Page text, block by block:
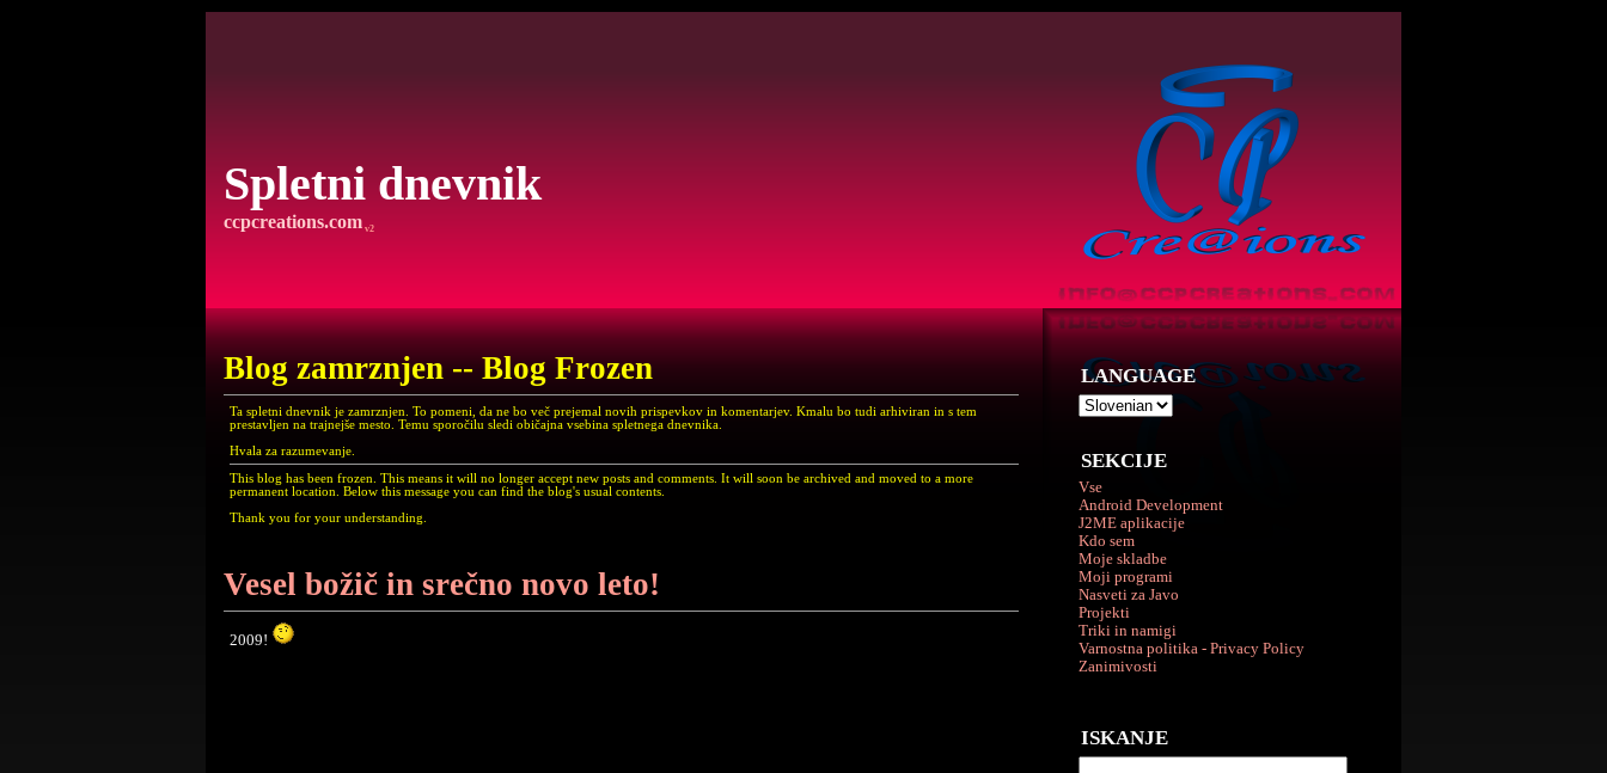
Spletni dnevnik
ccpcreations.com v2
LANGUAGE
SEKCIJE
Vse
Android Development
J2ME aplikacije
Kdo sem
Moje skladbe
Moji programi
Nasveti za Javo
Projekti
Triki in namigi
Varnostna politika - Privacy Policy
Zanimivosti
ISKANJE
Blog zamrznjen -- Blog Frozen
Ta spletni dnevnik je zamrznjen. To pomeni, da ne bo več prejemal novih prispevkov in komentarjev. Kmalu bo tudi arhiviran in s tem
prestavljen na trajnejše mesto. Temu sporočilu sledi običajna vsebina spletnega dnevnika.
Hvala za razumevanje.
This blog has been frozen. This means it will no longer accept new posts and comments. It will soon be archived and moved to a more
permanent location. Below this message you can find the blog's usual contents.
Thank you for your understanding.
Vesel božič in srečno novo leto!
2009!